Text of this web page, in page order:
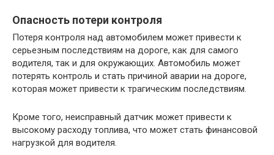
Опасность потери контроля
Потеря контроля над автомобилем может привести к
серьезным последствиям на дороге, как для самого
водителя, так и для окружающих. Автомобиль может
потерять контроль и стать причиной аварии на дороге,
которая может привести к трагическим последствиям.
Кроме того, неисправный датчик может привести к
высокому расходу топлива, что может стать финансовой
нагрузкой для водителя.